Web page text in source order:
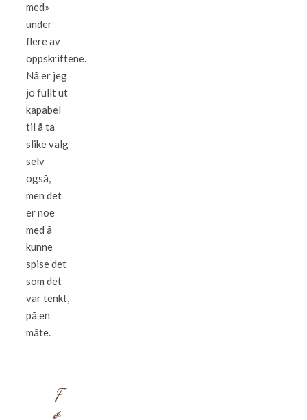
med»
under
flere av
oppskriftene.
Nå er jeg
jo fullt ut
kapabel
til å ta
slike valg
selv
også,
men det
er noe
med å
kunne
spise det
som det
var tenkt,
på en
måte.
F
ø